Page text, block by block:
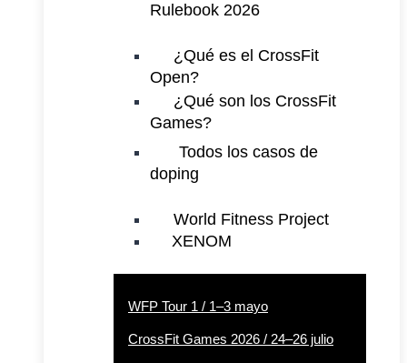
Rulebook 2026
¿Qué es el CrossFit
Open?
¿Qué son los CrossFit
Games?
Todos los casos de
doping
World Fitness Project
XENOM
WFP Tour 1 / 1–3 mayo
CrossFit Games 2026 / 24–26 julio